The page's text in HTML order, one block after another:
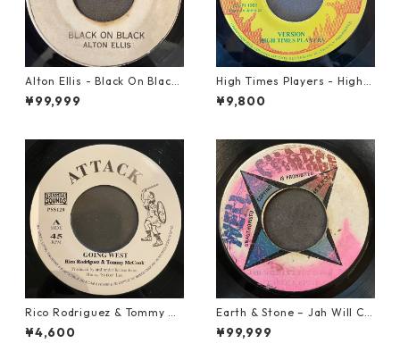
Alton Ellis - Black On Black
【7-21982】
¥99,999
High Times Players - High T
imes Theme【7-21926】
¥9,800
Rico Rodriguez & Tommy Mc
Cook - Going West【7-2198
3】
¥4,600
Earth & Stone – Jah Will Cu
t You Down【7-21914】
¥99,999